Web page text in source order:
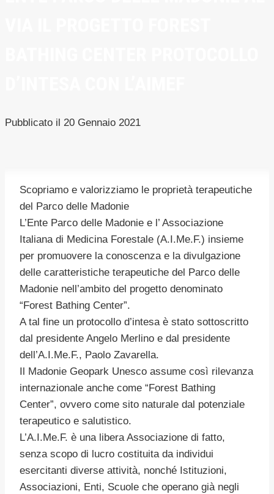
Pubblicato il 20 Gennaio 2021
Scopriamo e valorizziamo le proprietà terapeutiche
del Parco delle Madonie
L’Ente Parco delle Madonie e l’ Associazione
Italiana di Medicina Forestale (A.I.Me.F.) insieme
per promuovere la conoscenza e la divulgazione
delle caratteristiche terapeutiche del Parco delle
Madonie nell’ambito del progetto denominato
“Forest Bathing Center”.
A tal fine un protocollo d’intesa è stato sottoscritto
dal presidente Angelo Merlino e dal presidente
dell’A.I.Me.F., Paolo Zavarella.
Il Madonie Geopark Unesco assume così rilevanza
internazionale anche come “Forest Bathing
Center”, ovvero come sito naturale dal potenziale
terapeutico e salutistico.
L’A.I.Me.F. è una libera Associazione di fatto,
senza scopo di lucro costituita da individui
esercitanti diverse attività, nonché Istituzioni,
Associazioni, Enti, Scuole che operano già negli